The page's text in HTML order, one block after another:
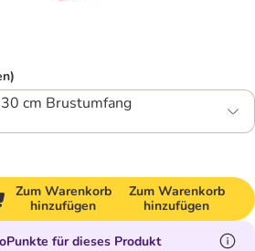
cm Brustumfang
Zum Warenkorb
hinzufügen
Zum Warenkorb
hinzufügen
für dieses Produkt